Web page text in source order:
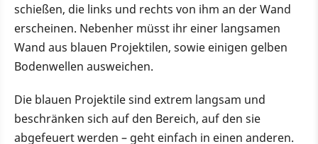
schießen, die links und rechts von ihm an der Wand
erscheinen. Nebenher müsst ihr einer langsamen
Wand aus blauen Projektilen, sowie einigen gelben
Bodenwellen ausweichen.
Die blauen Projektile sind extrem langsam und
beschränken sich auf den Bereich, auf den sie
abgefeuert werden – geht einfach in einen anderen.